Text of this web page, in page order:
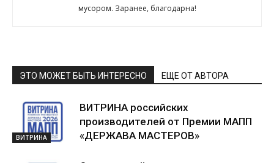
мусором. Заранее, благодарна!
ЭТО МОЖЕТ БЫТЬ ИНТЕРЕСНО ЕЩЕ ОТ АВТОРА
ВИТРИНА
ВИТРИНА российских
производителей от Премии МАПП
«ДЕРЖАВА МАСТЕРОВ»